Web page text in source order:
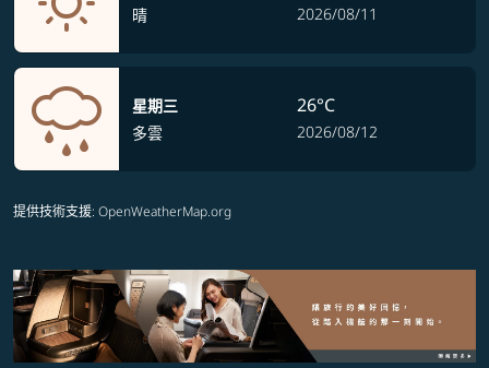
晴
2026/08/11
星期三
多雲
26°C
2026/08/12
提供技術支援: OpenWeatherMap.org